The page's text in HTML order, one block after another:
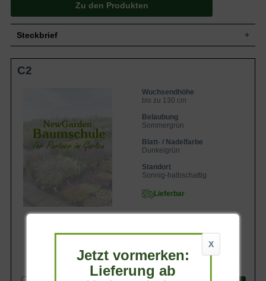
Zu den Produkten
Steckbrief
Kleiner Strauch, breitbuschig und
Sommergrün, oval, am Ende zugespitzt,
gezahnter Rand, glänzend dunkelgrün, 10
bis 15 cm lang
Frucht
Unscheinbar
rosa, Einzelblüten in bis zu 12 cm breiten
Blütenkugeln
Juli bis September
Rinde
Wurzeln
Feinwurzeln
nährstoffreiche Böden
Sonnig bis halbschattig, windgeschützt
6b (-20,5 bis -17,8 °C)
Die Hydrangea macrophylla 'Thelenn' /
C2
Wuchsendhöhe
bis zu 130 cm
Belaubung
Sommergrün
Blatt- / Nadelfarbe
Dunkelgrün
Standort
Sonnig-halbschattig
Lieferbar
X
Jetzt vormerken:
Lieferung ab